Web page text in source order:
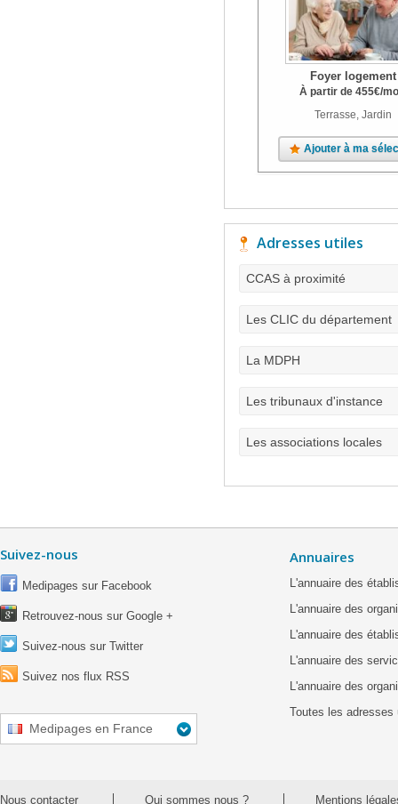
Foyer logement
À partir de 455€/
Terrasse, Jardin
Ajouter à ma
Adresses utiles
CCAS à proximité
Les CLIC du département
La MDPH
Les tribunaux d'instance
Les associations locales
Suivez-nous
Medipages sur Facebook
Retrouvez-nous sur Google +
Suivez-nous sur Twitter
Suivez nos flux RSS
Medipages en France
Annuaires
L'annuaire des
L'annuaire des
L'annuaire des
L'annuaire des
L'annuaire des
Toutes les adresses
Nous contacter Qui sommes nous ? Mentions